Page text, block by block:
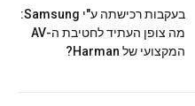
בעקבות רכישתה ע"י Samsung:
מה צופן העתיד לחטיבת ה-AV
המקצועי של Harman?